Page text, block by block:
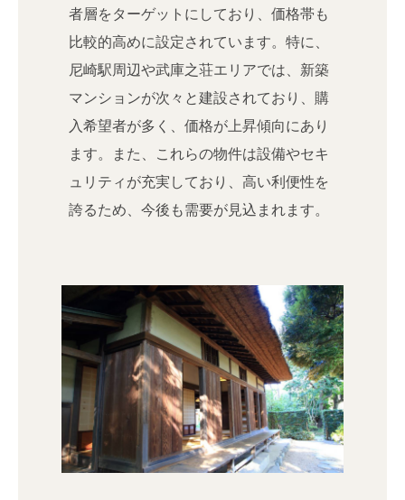
者層をターゲットにしており、価格帯も
比較的高めに設定されています。特に、
尼崎駅周辺や武庫之荘エリアでは、新築
マンションが次々と建設されており、購
入希望者が多く、価格が上昇傾向にあり
ます。また、これらの物件は設備やセキ
ュリティが充実しており、高い利便性を
誇るため、今後も需要が見込まれます。